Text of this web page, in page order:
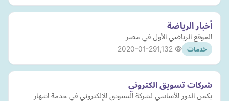
أخبار الرياضة
الموقع الرياضي الأول في مصر
خدمات 2020-01-29
شركات تسويق الكتروني
يكمن الدور الأساسي لشركة التسويق الإلكتروني في خدمة اشهار